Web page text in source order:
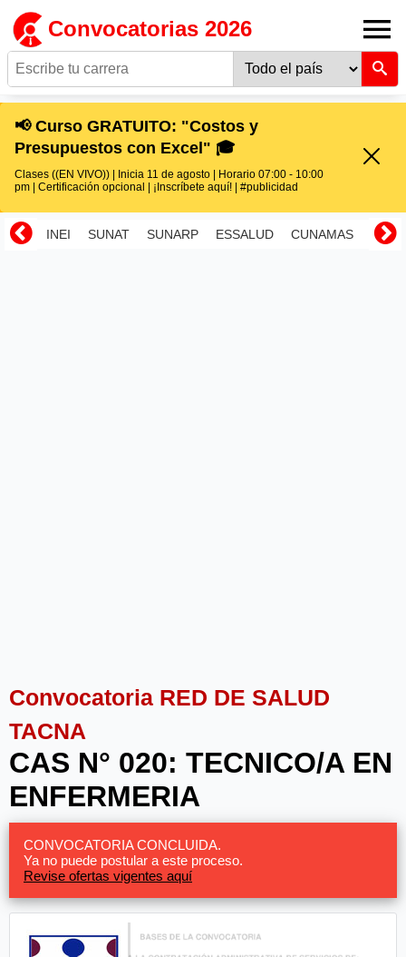
Convocatorias 2026
📢 Curso GRATUITO: "Costos y
Presupuestos con Excel" 🎓
Clases ((EN VIVO)) | Inicia 11 de agosto | Horario 07:00 - 10:00
pm | Certificación opcional | ¡Inscríbete aquí! | #publicidad
INEI SUNAT SUNARP ESSALUD CUNAMAS
Convocatoria RED DE SALUD
TACNA
CAS N° 020: TECNICO/A EN
ENFERMERIA
CONVOCATORIA CONCLUIDA.
Ya no puede postular a este proceso.
Revise ofertas vigentes aquí